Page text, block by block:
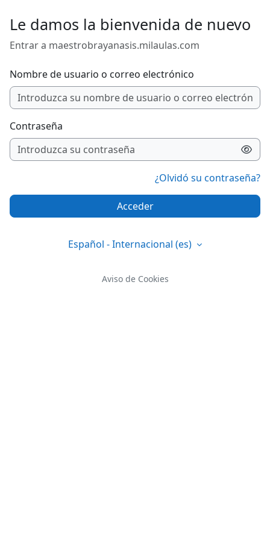
Le damos la bienvenida de nuevo
Entrar a maestrobrayanasis.milaulas.com
Nombre de usuario o correo electrónico
Contraseña
¿Olvidó su contraseña?
Acceder
Español - Internacional ‎(es)‎
Aviso de Cookies